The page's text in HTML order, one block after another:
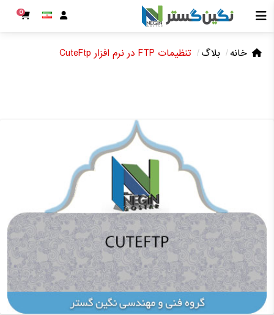
0
خانه بلاگ تنظیمات FTP در نرم افزار CuteFtp